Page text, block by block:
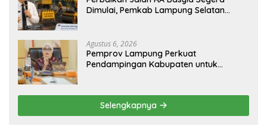
Dimulai, Pemkab Lampung Selatan
Agustus 6, 2026
Pemprov Lampung Perkuat
Pendampingan Kabupaten untuk
Selengkapnya